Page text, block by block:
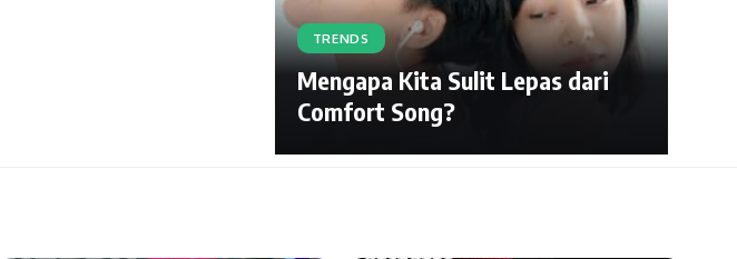
TRENDS
Mengapa Kita Sulit Lepas dari
Comfort Song?